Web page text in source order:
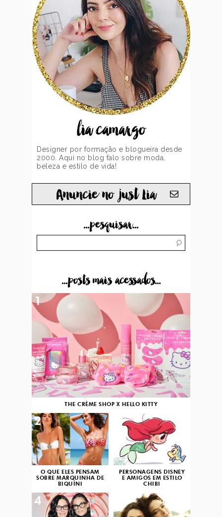
lia camargo
Designer por formação e blogueira desde
2000. Aqui no blog falo sobre moda,
beleza e estilo de vida!
Anuncie no just Lia
...pesquisar...
...posts mais acessados...
THE CRÈME SHOP X HELLO KITTY
1
O QUE ELES PENSAM
SOBRE MARQUINHA DE
BIQUÍNI
2
PERSONAGENS DISNEY
E AMIGOS EM ESTILO
CHIBI
3
4